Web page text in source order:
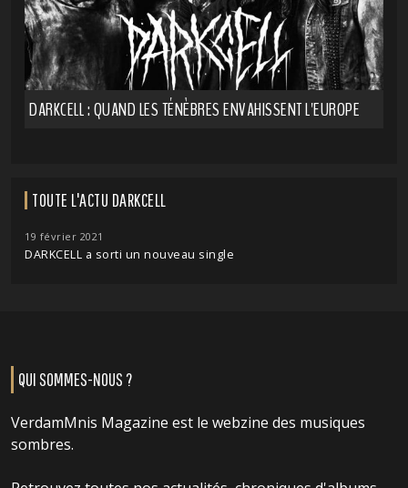
DARKCELL : QUAND LES TÉNÈBRES ENVAHISSENT L'EUROPE
TOUTE L'ACTU DARKCELL
19 février 2021
DARKCELL a sorti un nouveau single
QUI SOMMES-NOUS ?
VerdamMnis Magazine est le webzine des musiques
sombres.